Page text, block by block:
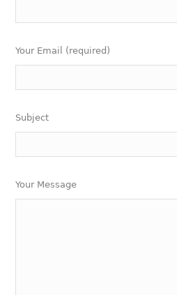
Your Email (required)
Subject
Your Message